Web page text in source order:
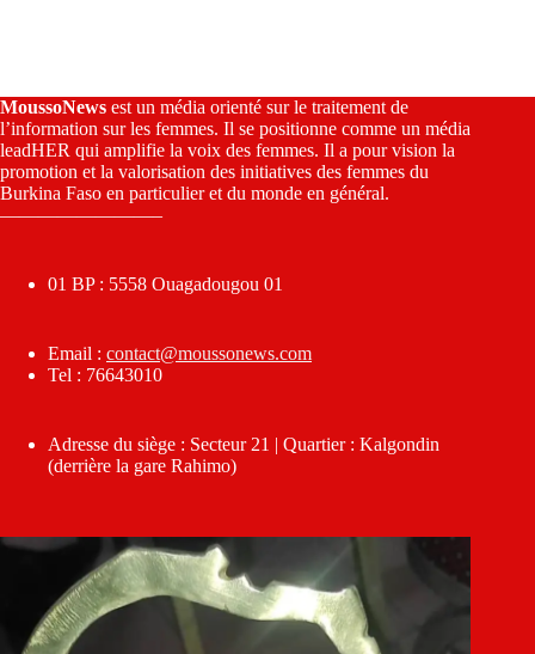
MoussoNews est un média orienté sur le traitement de
l’information sur les femmes. Il se positionne comme un média
leadHER qui amplifie la voix des femmes. Il a pour vision la
promotion et la valorisation des initiatives des femmes du
Burkina Faso en particulier et du monde en général.
————————–
01 BP : 5558 Ouagadougou 01
Email : contact@moussonews.com
Tel : 76643010
Adresse du siège : Secteur 21 | Quartier : Kalgondin
(derrière la gare Rahimo)